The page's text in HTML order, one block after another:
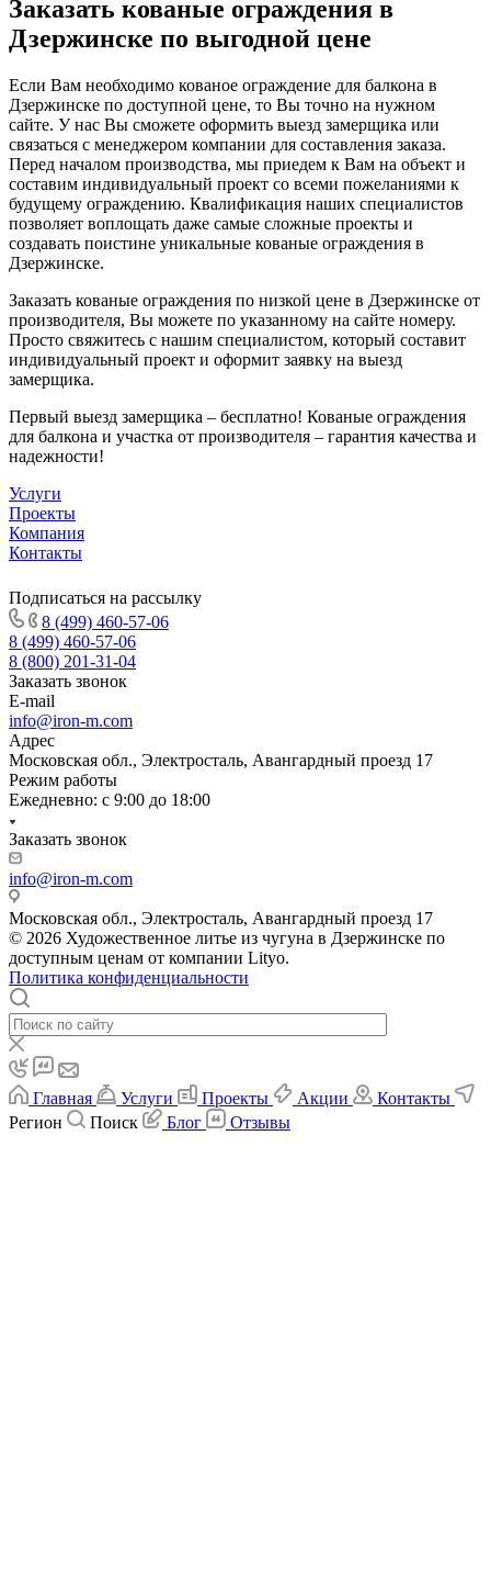
Заказать кованые ограждения в
Дзержинске по выгодной цене
Если Вам необходимо кованое ограждение для балкона в
Дзержинске по доступной цене, то Вы точно на нужном
сайте. У нас Вы сможете оформить выезд замерщика или
связаться с менеджером компании для составления заказа.
Перед началом производства, мы приедем к Вам на объект и
составим индивидуальный проект со всеми пожеланиями к
будущему ограждению. Квалификация наших специалистов
позволяет воплощать даже самые сложные проекты и
создавать поистине уникальные кованые ограждения в
Дзержинске.
Заказать кованые ограждения по низкой цене в Дзержинске от
производителя, Вы можете по указанному на сайте номеру.
Просто свяжитесь с нашим специалистом, который составит
индивидуальный проект и оформит заявку на выезд
замерщика.
Первый выезд замерщика – бесплатно! Кованые ограждения
для балкона и участка от производителя – гарантия качества и
надежности!
Услуги
Проекты
Компания
Контакты
Подписаться на рассылку
8 (499) 460-57-06
8 (499) 460-57-06
8 (800) 201-31-04
Заказать звонок
E-mail
info@iron-m.com
Адрес
Московская обл., Электросталь, Авангардный проезд 17
Режим работы
Ежедневно: с 9:00 до 18:00
Заказать звонок
info@iron-m.com
Московская обл., Электросталь, Авангардный проезд 17
© 2026 Художественное литье из чугуна в Дзержинске по
доступным ценам от компании Lityo.
Политика конфиденциальности
Главная Услуги Проекты Акции
Контакты
Регион
Поиск Блог Отзывы